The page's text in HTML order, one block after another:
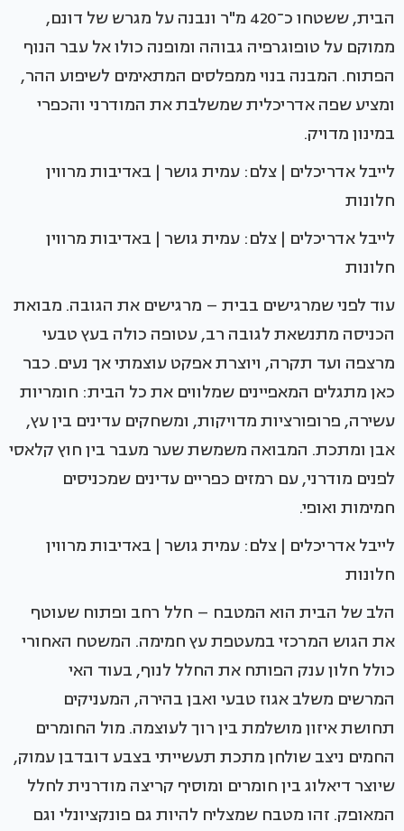
הבית, ששטחו כ־420 מ"ר ונבנה על מגרש של דונם,
ממוקם על טופוגרפיה גבוהה ומופנה כולו אל עבר הנוף
הפתוח. המבנה בנוי ממפלסים המתאימים לשיפוע ההר,
ומציע שפה אדריכלית שמשלבת את המודרני והכפרי
במינון מדויק.
לייבל אדריכלים | צלם: עמית גושר | באדיבות מרווין
חלונות
לייבל אדריכלים | צלם: עמית גושר | באדיבות מרווין
חלונות
עוד לפני שמרגישים בבית – מרגישים את הגובה. מבואת
הכניסה מתנשאת לגובה רב, עטופה כולה בעץ טבעי
מרצפה ועד תקרה, ויוצרת אפקט עוצמתי אך נעים. כבר
כאן מתגלים המאפיינים שמלווים את כל הבית: חומריות
עשירה, פרופורציות מדויקות, ומשחקים עדינים בין עץ,
אבן ומתכת. המבואה משמשת שער מעבר בין חוץ קלאסי
לפנים מודרני, עם רמזים כפריים עדינים שמכניסים
חמימות ואופי.
לייבל אדריכלים | צלם: עמית גושר | באדיבות מרווין
חלונות
הלב של הבית הוא המטבח – חלל רחב ופתוח שעוטף
את הגוש המרכזי במעטפת עץ חמימה. המשטח האחורי
כולל חלון ענק הפותח את החלל לנוף, בעוד האי
המרשים משלב אגוז טבעי ואבן בהירה, המעניקים
תחושת איזון מושלמת בין רוך לעוצמה. מול החומרים
החמים ניצב שולחן מתכת תעשייתי בצבע דובדבן עמוק,
שיוצר דיאלוג בין חומרים ומוסיף קריצה מודרנית לחלל
המאופק. זהו מטבח שמצליח להיות גם פונקציונלי וגם